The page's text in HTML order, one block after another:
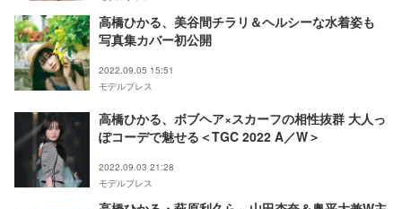
高橋ひかる、美谷間チラリ＆ヘルシーな水着姿も
写真集カバー初公開
2022.09.05 15:51
モデルプレス
高橋ひかる、ボブヘア×スカーフの相性抜群 大人っ
ぽコーデで魅せる＜TGC 2022 A／W＞
2022.09.03 21:28
モデルプレス